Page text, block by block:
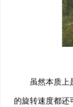
虽然本质上
的旋转速度都